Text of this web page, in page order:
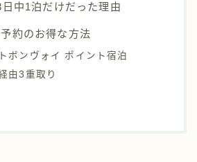
中1泊だけだった理由
約のお得な方法
ボンヴォイ ポイント宿泊
由3重取り